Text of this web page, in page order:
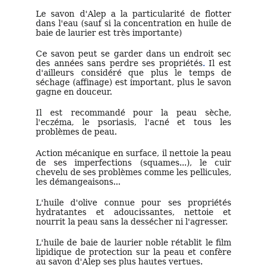
Le savon d'Alep a la particularité de flotter
dans l'eau (sauf si la concentration en huile de
baie de laurier est très importante)
Ce savon peut se garder dans un endroit sec
des années sans perdre ses propriétés. Il est
d'ailleurs considéré que plus le temps de
séchage (affinage) est important, plus le savon
gagne en douceur.
Il est recommandé pour la peau sèche,
l'eczéma, le psoriasis, l'acné et tous les
problèmes de peau.
Action mécanique en surface, il nettoie la peau
de ses imperfections (squames...), le cuir
chevelu de ses problèmes comme les pellicules,
les démangeaisons...
L'huile d'olive connue pour ses propriétés
hydratantes et adoucissantes, nettoie et
nourrit la peau sans la dessécher ni l'agresser.
L'huile de baie de laurier noble rétablit le film
lipidique de protection sur la peau et confère
au savon d'Alep ses plus hautes vertues.